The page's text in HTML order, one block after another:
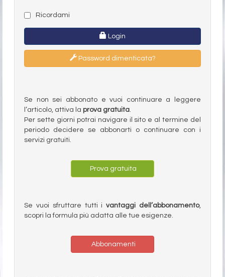
Ricordami
Login
Password dimenticata?
Se non sei abbonato e vuoi continuare a leggere
l’articolo, attiva la prova gratuita.
Per sette giorni potrai navigare il sito e al termine del
periodo decidere se abbonarti o continuare con i
servizi gratuiti.
Prova gratuita
Se vuoi sfruttare tutti ivantaggi dell’abbonamento,
scopri la formula più adatta alle tue esigenze.
Abbonamenti